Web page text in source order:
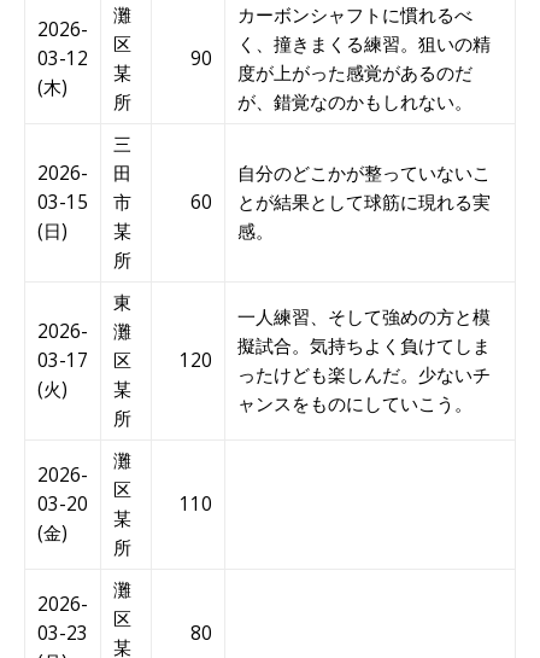
2026-
03-12
(木)
灘
区
某
所
90
カーボンシャフトに慣れるべ
く、撞きまくる練習。狙いの精
度が上がった感覚があるのだ
が、錯覚なのかもしれない。
2026-
03-15
(日)
三
田
市
某
所
60
自分のどこかが整っていないこ
とが結果として球筋に現れる実
感。
2026-
03-17
(火)
東
灘
区
某
所
120
一人練習、そして強めの方と模
擬試合。気持ちよく負けてしま
ったけども楽しんだ。少ないチ
ャンスをものにしていこう。
2026-
03-20
(金)
灘
区
某
所
110
2026-
03-23
灘
区
某
80